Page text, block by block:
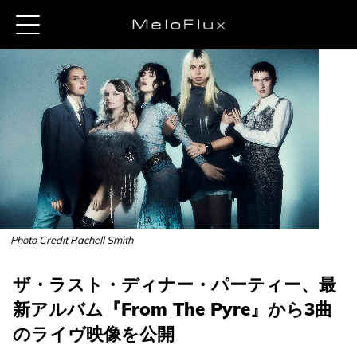
Photo Credit Rachell Smith
ザ・ラスト・ディナー・パーティー、最
新アルバム『From The Pyre』から3曲
のライヴ映像を公開